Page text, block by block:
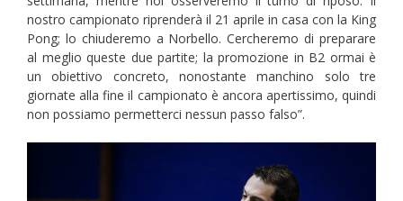
nostro campionato riprenderà il 21 aprile in casa con la King
Pong; lo chiuderemo a Norbello. Cercheremo di preparare
al meglio queste due partite; la promozione in B2 ormai è
un obiettivo concreto, nonostante manchino solo tre
giornate alla fine il campionato è ancora apertissimo, quindi
non possiamo permetterci nessun passo falso”.